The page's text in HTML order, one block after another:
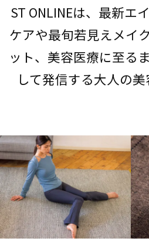
ST ONLINEは、最新エ
ケアや最旬若見えメイ
ット、美容医療に至る
して発信する大人の美